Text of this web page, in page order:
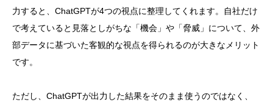
力すると、ChatGPTが4つの視点に整理してくれます。自社だけ
で考えていると見落としがちな「機会」や「脅威」について、外
部データに基づいた客観的な視点を得られるのが大きなメリット
です。
ただし、ChatGPTが出力した結果をそのまま使うのではなく、